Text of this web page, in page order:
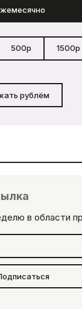
500р 1500р
рублём
в области